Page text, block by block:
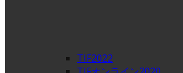
TIF2022